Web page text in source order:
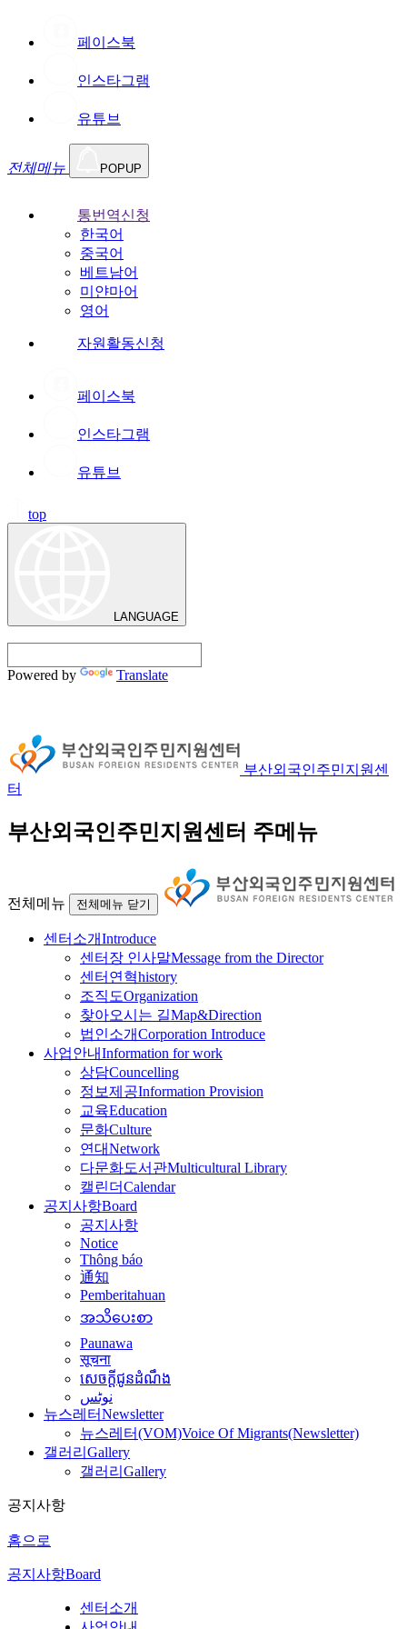
페이스북
인스타그램
유튜브
전체메뉴 POPUP
통번역신청
한국어
중국어
베트남어
미얀마어
영어
자원활동신청
페이스북
인스타그램
유튜브
top
LANGUAGE
Powered by Translate
부산외국인주민지원센
터
부산외국인주민지원센터 주메뉴
전체메뉴 전체메뉴 닫기
센터소개Introduce
센터장 인사말Message from the Director
센터연혁history
조직도Organization
찾아오시는 길Map&Direction
법인소개Corporation Introduce
사업안내Information for work
상담Councelling
정보제공Information Provision
교육Education
문화Culture
연대Network
다문화도서관Multicultural Library
캘린더Calendar
공지사항Board
공지사항
Notice
Thông báo
通知
Pemberitahuan
အသိပေးစာ
Paunawa
सूचना
សេចក្តីជូនដំណឹង
نوٹس
뉴스레터Newsletter
뉴스레터(VOM)Voice Of Migrants(Newsletter)
갤러리 Gallery
갤러리 Gallery
공지사항
홈으로
공지사항Board
센터소개